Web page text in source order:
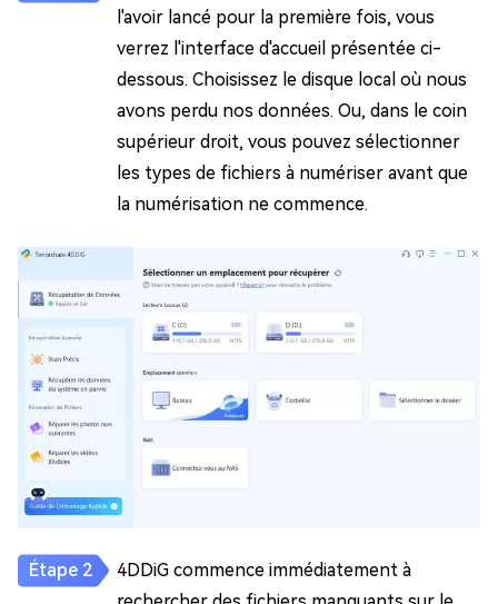
l'avoir lancé pour la première fois, vous
verrez l'interface d'accueil présentée ci-
dessous. Choisissez le disque local où nous
avons perdu nos données. Ou, dans le coin
supérieur droit, vous pouvez sélectionner
les types de fichiers à numériser avant que
la numérisation ne commence.
4DDiG commence immédiatement à